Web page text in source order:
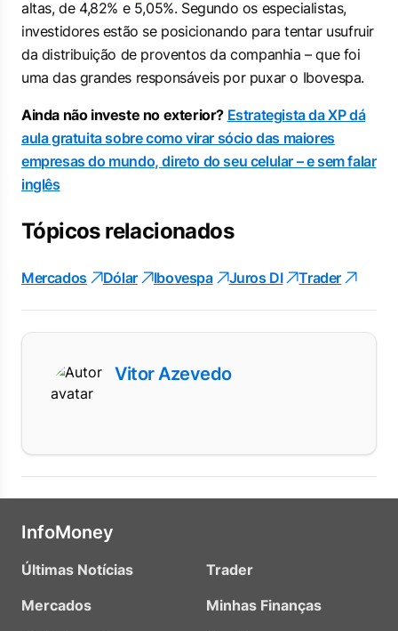
altas, de 4,82% e 5,05%. Segundo os especialistas,
investidores estão se posicionando para tentar usufruir
da distribuição de proventos da companhia – que foi
uma das grandes responsáveis por puxar o Ibovespa.
Ainda não investe no exterior? Estrategista da XP dá
aula gratuita sobre como virar sócio das maiores
empresas do mundo, direto do seu celular – e sem falar
inglês
Tópicos relacionados
Mercados Dólar Ibovespa Juros DI Trader
Vitor Azevedo
InfoMoney
Últimas Notícias
Mercados
Trader
Minhas Finanças